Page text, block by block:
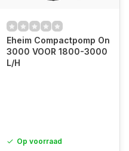
Eheim Compactpomp On
3000 VOOR 1800-3000
L/H
Op voorraad